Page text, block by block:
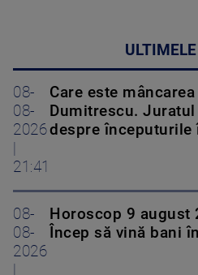
08-
08-
2026
21:41
Care este
Dumitrescu.
despre începuturile
08-
08-
2026
Horoscop 9 august
Încep să vină bani